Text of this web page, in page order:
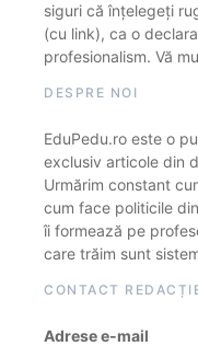
siguri că înțelegeți
(cu link), ca o
profesionalism. Vă
DESPRE NOI
EduPedu.ro este o
exclusiv articole din
Urmărim constant
cum face politicile
îi formează pe
care trăim sunt
CONTACT
Adrese e-mail